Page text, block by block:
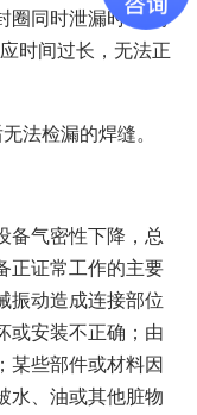
圈同时泄漏时，“寄
时间过长，无法正
法检漏的焊缝。
备气密性下降，总
正证常工作的主要
振动造成连接部位
或安装不正确；由
某些部件或材料因
水、油或其他脏物